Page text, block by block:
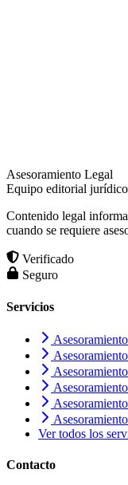
Asesoramiento Legal
Equipo editorial jurídico
Contenido legal
cuando se requiere
Verificado
Seguro
Servicios
Ver todos los
Contacto